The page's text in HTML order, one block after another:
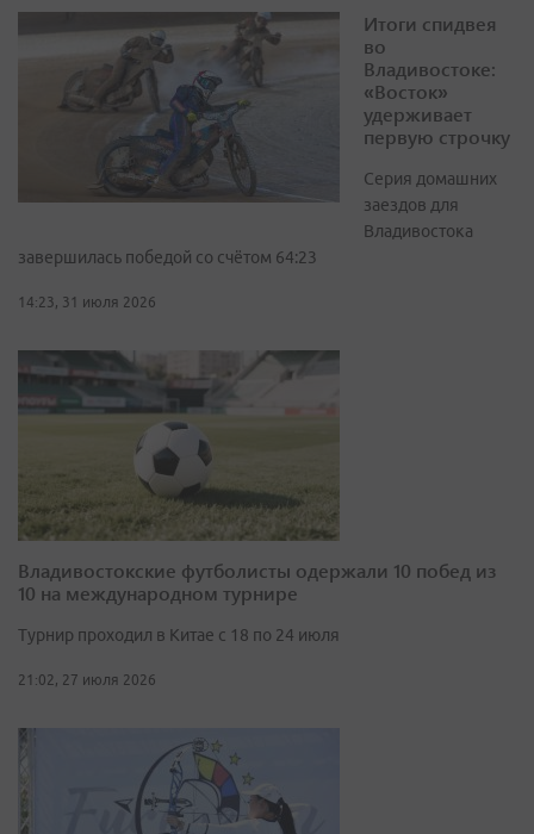
Итоги спидвея
во
Владивостоке:
«Восток»
удерживает
первую строчку
Серия домашних
заездов для
Владивостока
завершилась победой со счётом 64:23
14:23, 31 июля 2026
Владивостокские футболисты одержали 10 побед из
10 на международном турнире
Турнир проходил в Китае с 18 по 24 июля
21:02, 27 июля 2026